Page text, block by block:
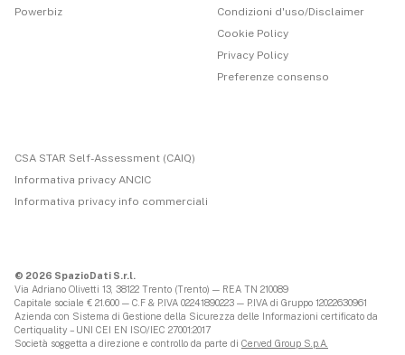
Powerbiz
Condizioni d'uso/Disclaimer
Cookie Policy
Privacy Policy
Preferenze consenso
CSA STAR Self-Assessment (CAIQ)
Informativa privacy ANCIC
Informativa privacy info commerciali
© 2026 SpazioDati S.r.l.
Via Adriano Olivetti 13, 38122 Trento (Trento) — REA TN 210089
Capitale sociale € 21.600 — C.F & P.IVA 02241890223 — P.IVA di Gruppo 12022630961
Azienda con Sistema di Gestione della Sicurezza delle Informazioni certificato da
Certiquality – UNI CEI EN ISO/IEC 27001:2017
Società soggetta a direzione e controllo da parte di Cerved Group S.p.A.